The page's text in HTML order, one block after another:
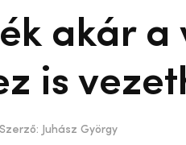
akár a
is
Szerző: Juhász György